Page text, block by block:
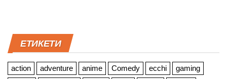
ЕТИКЕТИ
action adventure anime Comedy ecchi
gaming